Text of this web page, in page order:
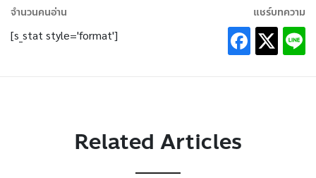
จำนวนคนอ่าน
[s_stat style='format']
แชร์บทความ
Related Articles